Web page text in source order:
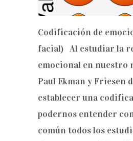
Codificación de
facial) Al estudiar la
emocional en nuestro
Paul Ekman y Friesen
establecer una
podernos entender
común todos los